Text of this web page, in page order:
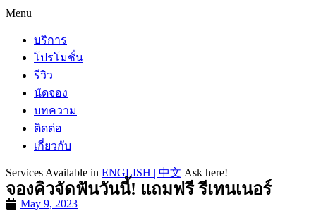
Menu
บริการ
โปรโมชั่น
รีวิว
นัดจอง
บทความ
ติดต่อ
เกี่ยวกับ
Services Available in ENGLISH | 中文 Ask here!
จองคิวจัดฟันวันนี้! แถมฟรี รีเทนเนอร์
May 9, 2023